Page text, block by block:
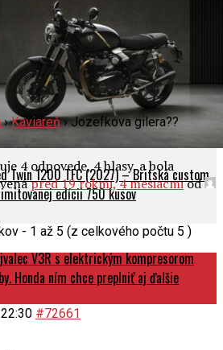
Twin 1200 TFC (2027) – Britská custom
edícii 750 kusov
V3R s elektrickým kompresorom
Honda ním chce preplniť aj ďalšie
› Kaviareň › Jozefkova gilera??
4 odpovede, 4 hlasy, a bola
pred 19 rokmi, 4 mesiacmiod
- 1 až 5 (z celkového počtu 5 )
#72661